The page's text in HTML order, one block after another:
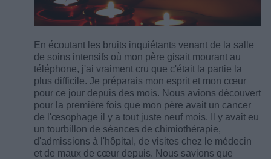
En écoutant les bruits inquiétants venant de la salle
de soins intensifs où mon père gisait mourant au
téléphone, j'ai vraiment cru que c'était la partie la
plus difficile. Je préparais mon esprit et mon cœur
pour ce jour depuis des mois. Nous avions découvert
pour la première fois que mon père avait un cancer
de l'œsophage il y a tout juste neuf mois. Il y avait eu
un tourbillon de séances de chimiothérapie,
d'admissions à l'hôpital, de visites chez le médecin
et de maux de cœur depuis. Nous savions que